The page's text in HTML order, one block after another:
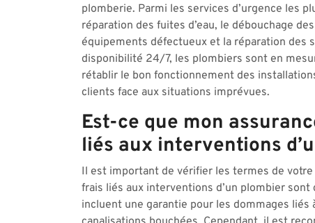
plomberie. Parmi les services d’urgence les
réparation des fuites d’eau, le débouchage
équipements défectueux et la réparation des
disponibilité 24/7, les plombiers sont en
rétablir le bon fonctionnement des
clients face aux situations imprévues.
Est-ce que mon
liés aux interventions
Il est important de vérifier les termes de
frais liés aux interventions d’un plombier
incluent une garantie pour les dommages liés